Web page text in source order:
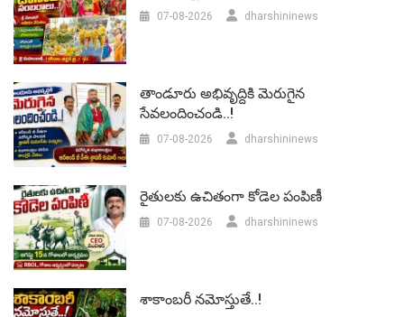
07-08-2026 dharshininews
తాండూరు అభివృద్దికి మెరుగైన
సేవలందించండి..!
07-08-2026 dharshininews
రైతులకు ఉచితంగా కోడెల పంపిణీ
07-08-2026 dharshininews
శాకాంబరీ నమోస్తుతే..!